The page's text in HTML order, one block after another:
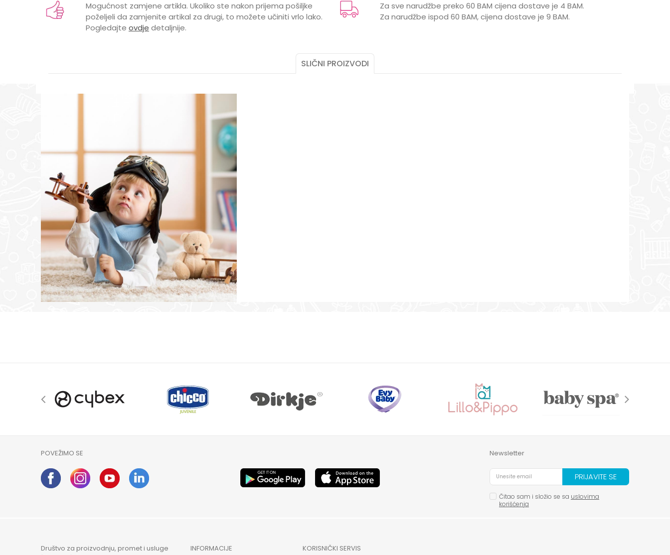
Brend
LILLO&PIPPO
0 mjeseci, 1 godina, 3 mjeseci, 6 mjeseci, 9 mjeseci
UZRAST
BEBE
Mogućnost zamjene artikla. Ukoliko ste nakon prijema pošiljke
poželjeli da zamjenite artikal za drugi, to možete učiniti vrlo lako.
Pogledajte ovdje detaljnije.
Za sve narudžbe preko 60 BAM cijena dostave je 4 BAM.
Za narudžbe ispod 60 BAM, cijena dostave je 9 BAM.
SLIČNI PROIZVODI
POVEŽIMO SE Newsletter
PRIJAVITE SE
Čitao sam i složio se sa uslovima
korišćenja
Društvo za proizvodnju, promet i usluge
INFORMACIJE KORISNIČKI SERVIS